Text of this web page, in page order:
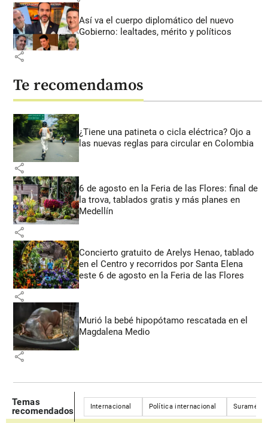
Así va el cuerpo diplomático del nuevo
Gobierno: lealtades, mérito y políticos
share
Te recomendamos
¿Tiene una patineta o cicla eléctrica? Ojo a
las nuevas reglas para circular en Colombia
share
6 de agosto en la Feria de las Flores: final de
la trova, tablados gratis y más planes en
Medellín
share
Concierto gratuito de Arelys Henao, tablado
en el Centro y recorridos por Santa Elena
este 6 de agosto en la Feria de las Flores
share
Murió la bebé hipopótamo rescatada en el
Magdalena Medio
share
Temas
recomendados
Internacional Política internacional